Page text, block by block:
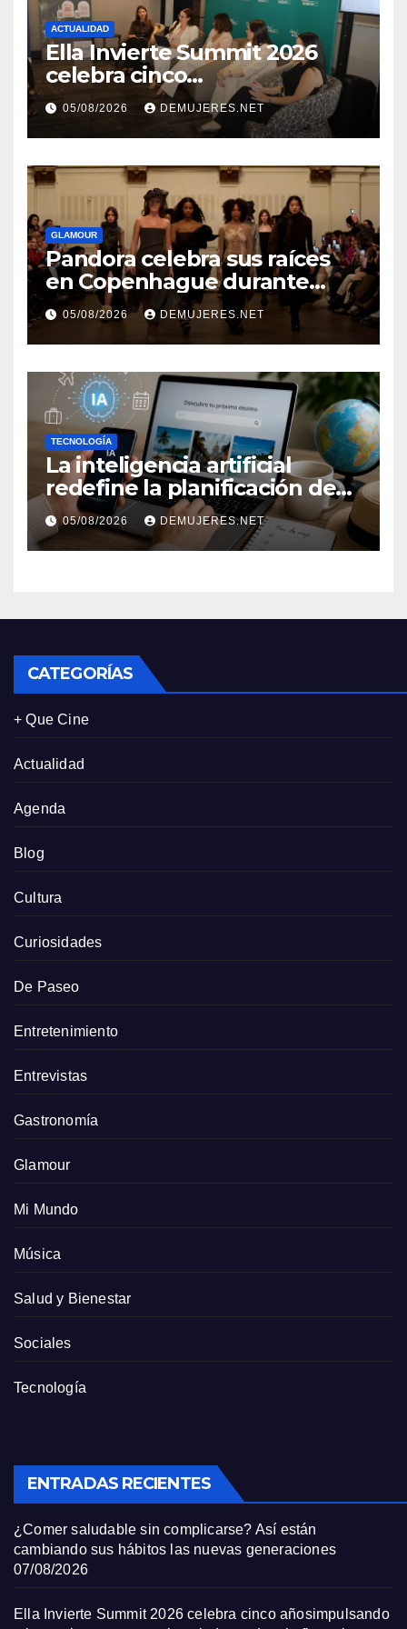
ACTUALIDAD
Ella Invierte Summit 2026
celebra cinco
añosimpulsando a las
mujeres a construir su
independencia financiera
05/08/2026 DEMUJERES.NET
GLAMOUR
Pandora celebra sus raíces
en Copenhague durante
Copenhagen Fashion Week a
través de alianzas creativas
05/08/2026 DEMUJERES.NET
TECNOLOGÍA
La inteligencia artificial
redefine la planificación de
viajes: Los huéspedes
centran sus decisiones y
expectativas enfocándose en
05/08/2026 DEMUJERES.NET
CATEGORÍAS
+ Que Cine
Actualidad
Agenda
Blog
Cultura
Curiosidades
De Paseo
Entretenimiento
Entrevistas
Gastronomía
Glamour
Mi Mundo
Música
Salud y Bienestar
Sociales
Tecnología
ENTRADAS RECIENTES
¿Comer saludable sin complicarse? Así están
cambiando sus hábitos las nuevas generaciones
07/08/2026
Ella Invierte Summit 2026 celebra cinco añosimpulsando